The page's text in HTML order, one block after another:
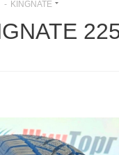
- KINGNATE